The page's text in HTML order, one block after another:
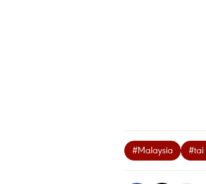
#Malaysia #tai